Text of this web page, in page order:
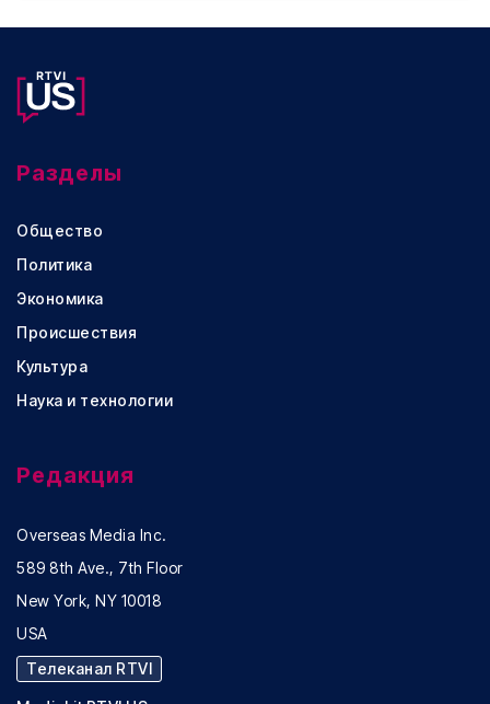
Разделы
Общество
Политика
Экономика
Происшествия
Культура
Наука и технологии
Редакция
Overseas Media Inc.
589 8th Ave., 7th Floor
New York, NY 10018
USA
Телеканал RTVI